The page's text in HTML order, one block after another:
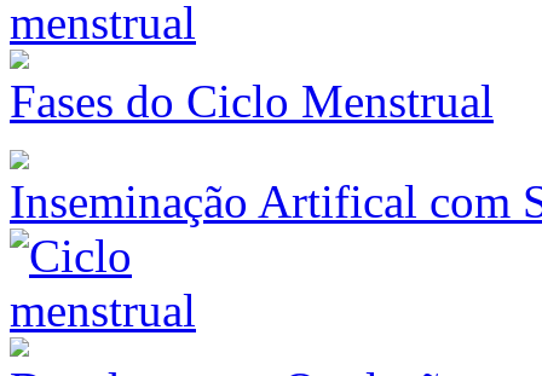
Fases do Ciclo Menstrual
Inseminação Artifical com